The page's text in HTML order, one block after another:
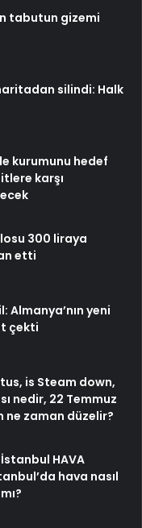
tabutun gizemi
silindi: Halk
kurumunu hedef
karşı
300 liraya
etti
Almanya’nın yeni
çekti
is Steam down,
nedir, 22 Temmuz
ne zaman düzelir?
HAVA
hava nasıl